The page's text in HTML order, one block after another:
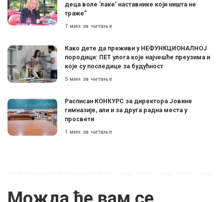
деца воле ’лаке’ наставнике који ништа не
траже”
7 мин за читање
Како дете да преживи у НЕФУНКЦИОНАЛНОЈ
породици: ПЕТ улога које најчешће преузима и
које су последице за будућност
5 мин за читање
Расписан КОНКУРС за директора Јовине
гимназије, али и за друга радна места у
просвети
1 мин за читање